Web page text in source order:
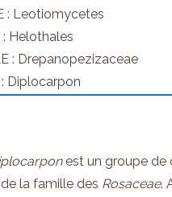
: Leotiomycetes
: Helothales
: Drepanopezizaceae
: Diplocarpon
est un groupe
la famille des Rosaceae.